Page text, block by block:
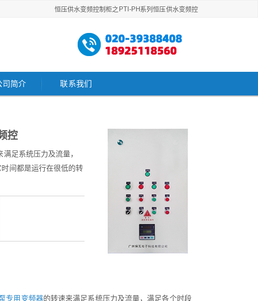
恒压供水变频控制柜之PTI-PH系列恒压供水变频控
司简介 联系我们
控
足系统压力及流量，
间都是运行在很低的转
专用变频器的转速来满足系统压力及流量，满足各个时段